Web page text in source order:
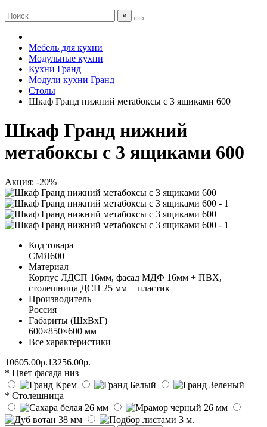
×
Мебель для кухни
Модульные кухни
Кухни Гранд
Модули кухни Гранд
Столы
Шкаф Гранд нижний метабоксы с 3 ящиками 600
Шкаф Гранд нижний
метабоксы с 3 ящиками 600
Акция: -20%
Код товара
СМЯ600
Материал
Корпус ЛДСП 16мм, фасад МДФ 16мм + ПВХ,
столешница ДСП 25 мм + пластик
Производитель
Россия
Габариты (ШхВхГ)
600×850×600 мм
Все характеристики
10605.00р.13256.00р.
* Цвет фасада низ
* Столешница